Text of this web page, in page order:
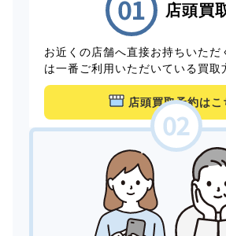
店頭買
お近くの店舗へ直接お持ちいただ
は一番ご利用いただいている買取
店頭買取予約はこ